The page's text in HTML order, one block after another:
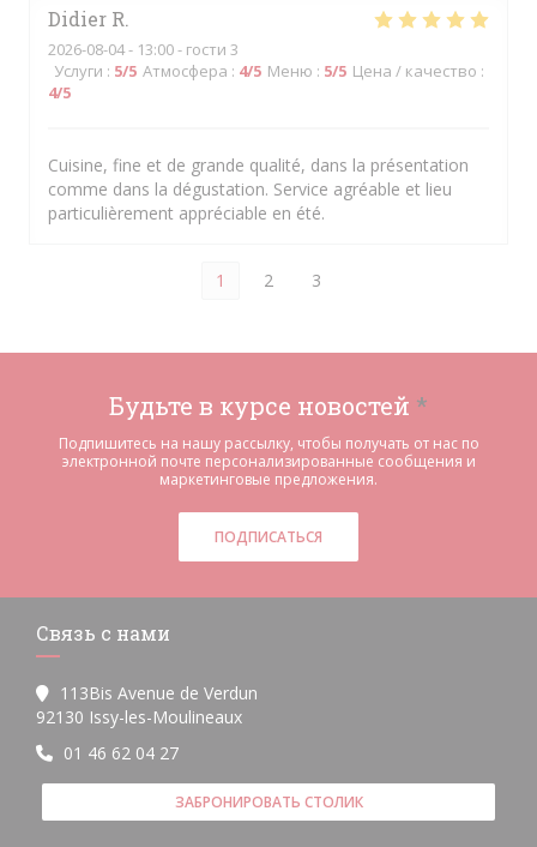
Didier R
2026-08-04- 13:00 - гости 3
Услуги : 5/5 Атмосфера : 4/5 Меню : 5/5 Цена / качество :
4/5
Cuisine, fine et de grande qualité, dans la présentation
comme dans la dégustation. Service agréable et lieu
particulièrement appréciable en été.
1 2 3
Будьте в курсе новостей *
Подпишитесь на нашу рассылку, чтобы получать от нас по
электронной почте персонализированные сообщения и
маркетинговые предложения.
ПОДПИСАТЬСЯ
Связь с нами
113Bis Avenue de Verdun
92130 Issy-les-Moulineaux((открывается в новом окне))
01 46 62 04 27
ЗАБРОНИРОВАТЬ СТОЛИК